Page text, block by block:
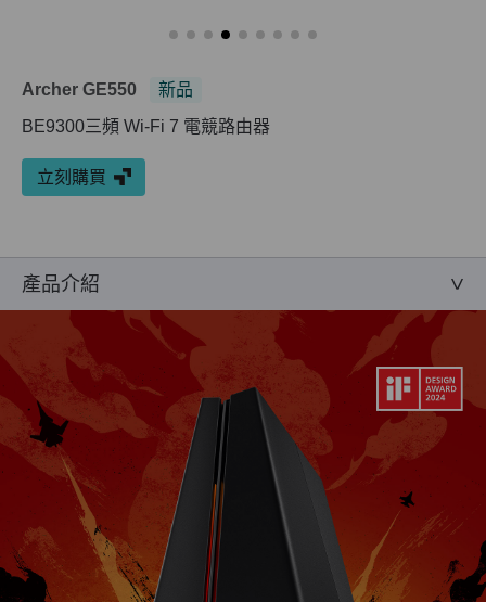
Archer GE550
新品
BE9300三頻 Wi-Fi 7 電競路由器
立刻購買
產品介紹